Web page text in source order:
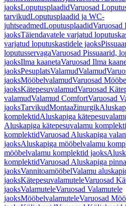
jaoksLoputusplaadidVaruosad
tarvikudLoputusplaadid ja WC-
juhtseadmedLoputusplaadidVaruosad
jaoksTäiendavatele varjatud
varjatud loputuskastidele jaoks
loputusservagaVaruosad Pissuaarid,
jaoksIlma kaanetaVaruosad Ilma
jaoksPesuplatsValamudValamud
jaoksMööbelvalamudVaruosad
jaoksKätepesuvalamudVaruosad
valamudValamud ComfortVaruosad
jaoksTarvikudMontaažinurgik
komplektidAluskapiga
Aluskapiga kätepesuvalamu
komplektidVaruosad Aluskapiga
jaoksAluskapiga mööbelvalamu
mööbelvalamu komplektid jaoks
komplektidVaruosad Aluskapiga
jaoksVannitoamööbelValamu
jaoksKätepesuvalamuteleVaruosad
jaoksValamuteleVaruosad Valamutele
jaoksMööbelvalamuteleVaruosad